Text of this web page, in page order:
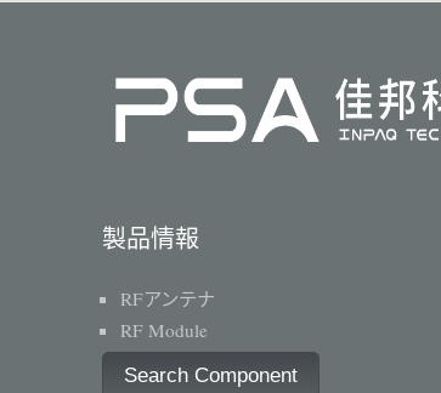
製品情報
RFアンテナ
RF Module
Search Component